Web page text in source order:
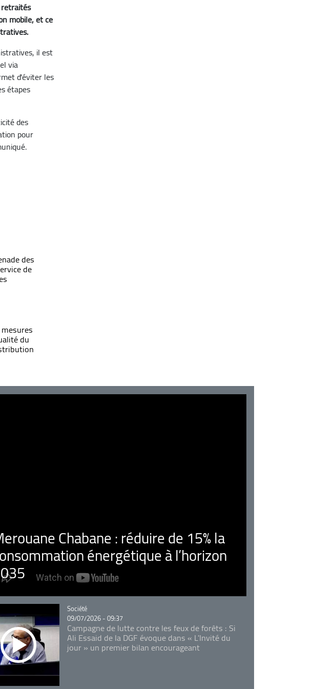
mobile, et ce
il est
via
d'éviter les
étapes
des
pour
des
de
du
Chabane : réduire de 15% la
énergétique à l’horizon
Catégorie
Société
09/07/2026 - 09:37
Campagne de lutte contre les feux de forêts : Si
Ali Essaid de la DGF évoque dans « L'Invité du
jour » un premier bilan encourageant